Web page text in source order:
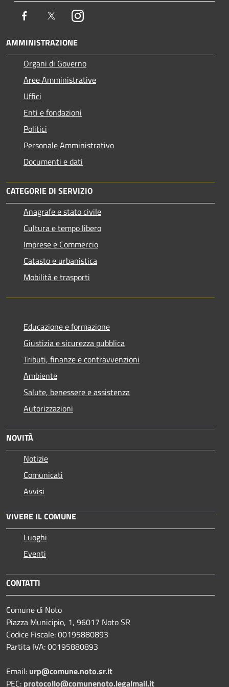
Facebook TwitterInstagram
AMMINISTRAZIONE
Organi di Governo
Aree Amministrative
Uffici
Enti e fondazioni
Politici
Personale Amministrativo
Documenti e dati
CATEGORIE DI SERVIZIO
Anagrafe e stato civile
Cultura e tempo libero
Imprese e Commercio
Catasto e urbanistica
Mobilità e trasporti
Educazione e formazione
Giustizia e sicurezza pubblica
Tributi, finanze e contravvenzioni
Ambiente
Salute, benessere e assistenza
Autorizzazioni
NOVITÀ
Notizie
Comunicati
Avvisi
VIVERE IL COMUNE
Luoghi
Eventi
CONTATTI
Comune di Noto
Piazza Municipio, 1, 96017 Noto SR
Codice Fiscale: 00195880893
Partita IVA: 00195880893
Email: urp@comune.noto.sr.it
PEC: protocollo@comunenoto.legalmail.it